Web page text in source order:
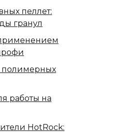
пеллет:
гранул
работы на
HotRock: